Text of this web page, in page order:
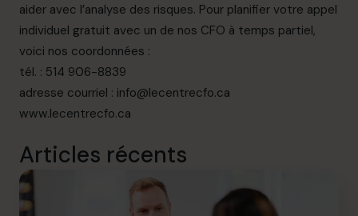
aider avec l’analyse des risques. Pour planifier votre appel
individuel gratuit avec un de nos CFO à temps partiel,
voici nos coordonnées :
tél. : 514 906-8839
adresse courriel : info@lecentrecfo.ca
www.lecentrecfo.ca
Articles récents